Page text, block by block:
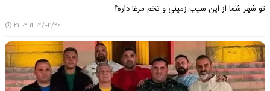
تو شهر شما از این سیب زمینی و تخم مرغا داره؟
۱۴۰۴/۰۴/۲۶ ۲۱:۰۲